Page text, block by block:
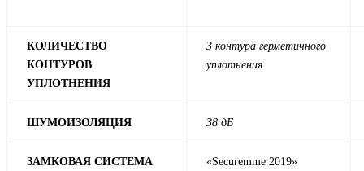
КОЛИЧЕСТВО
КОНТУРОВ
УПЛОТНЕНИЯ
3 контура герметичного
уплотнения
ШУМОИЗОЛЯЦИЯ 38 дБ
ЗАМКОВАЯ СИСТЕМА
«Securemme 2019»